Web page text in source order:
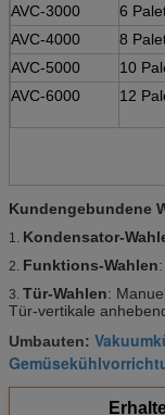
AVC-3000
6
AVC-4000
8
AVC-5000
10
AVC-6000
12
Kundengebundene
1. Kondensator-
2. Funktions-Wahlen
3. Tür-Wahlen:
Tür-vertikale
Umbauten: